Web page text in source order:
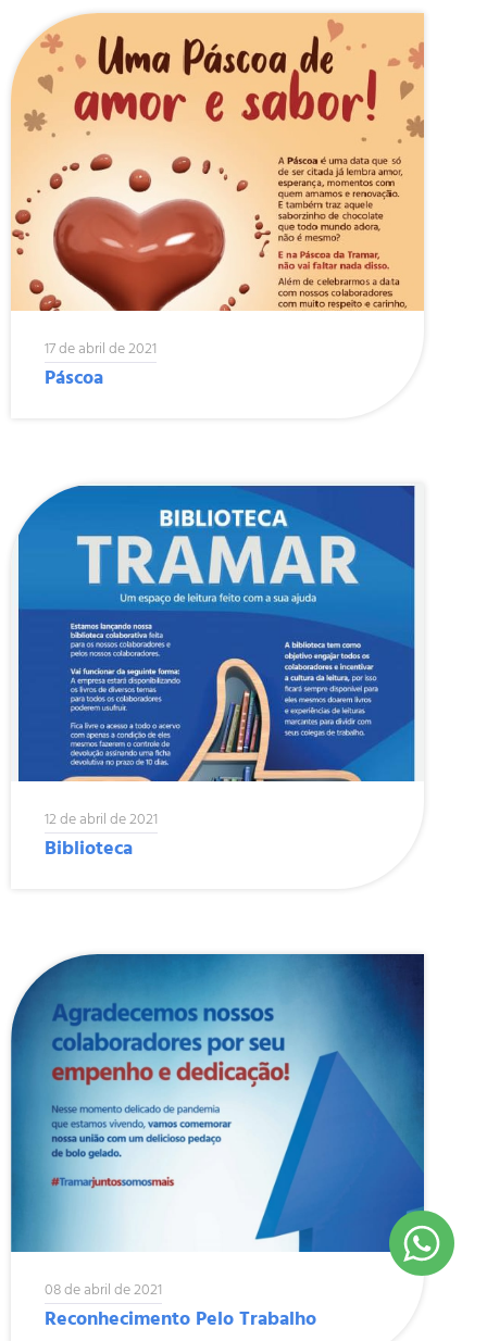
17 de abril de 2021
Páscoa
12 de abril de 2021
Biblioteca
08 de abril de 2021
Reconhecimento Pelo Trabalho